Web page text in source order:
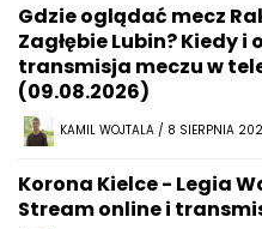
Gdzie oglądać mecz
Zagłębie Lubin? Kiedy
transmisja meczu w
(09.08.2026)
KAMIL WOJTALA / 8 SIERPNIA
Korona Kielce - Legia
Stream online i